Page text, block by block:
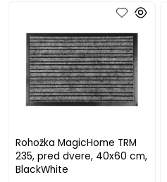
Rohožka MagicHome TRM
235, pred dvere, 40x60 cm,
BlackWhite